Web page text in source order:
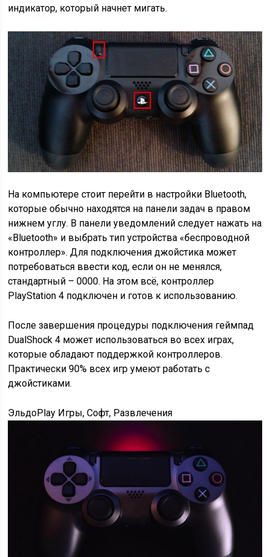
индикатор, который начнет мигать.
На компьютере стоит перейти в настройки Bluetooth,
которые обычно находятся на панели задач в правом
нижнем углу. В панели уведомлений следует нажать на
«Bluetooth» и выбрать тип устройства «беспроводной
контроллер». Для подключения джойстика может
потребоваться ввести код, если он не менялся,
стандартный – 0000. На этом всё, контроллер
PlayStation 4 подключен и готов к использованию.
После завершения процедуры подключения геймпад
DualShock 4 может использоваться во всех играх,
которые обладают поддержкой контроллеров.
Практически 90% всех игр умеют работать с
джойстиками.
ЭльдоPlay Игры, Софт, Развлечения